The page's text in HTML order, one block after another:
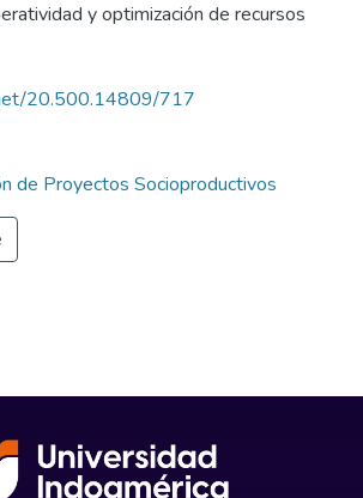
y optimización de recursos
20.500.14809/717
de Proyectos Socioproductivos